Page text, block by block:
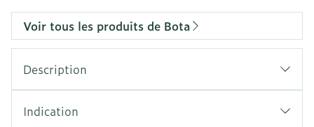
Voir tous les produits de Bota
Description
Indication